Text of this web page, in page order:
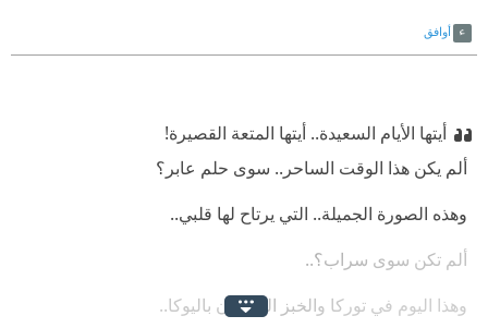
أوافق
أيتها الأيام السعيدة.. أيتها المتعة القصيرة!‏
‫ ‏ألم يكن هذا الوقت الساحر.. سوى حلم عابر؟‏
‫ ‏وهذه الصورة الجميلة.. التي يرتاح لها قلبي..‏
‫ ‏ألم تكن سوى سراب؟..‏
‫ ‏وهذا اليوم في توركا والخبز المعجون باليوكا..‏